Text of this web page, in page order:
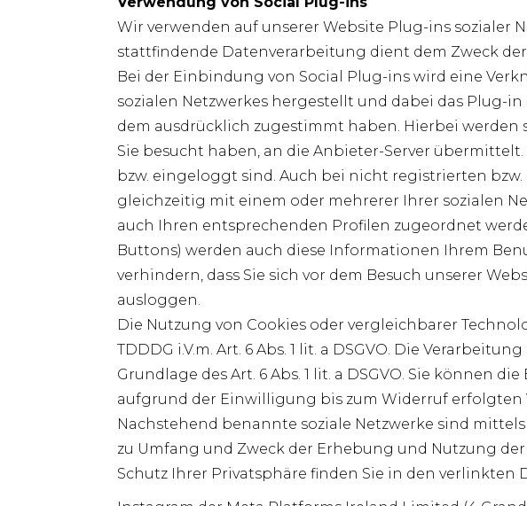
Wir verwenden auf unserer Website Plug-ins sozialer
stattfindende Datenverarbeitung dient dem Zweck
Bei der Einbindung von Social Plug-ins wird eine
sozialen Netzwerkes hergestellt und dabei das Plug-
dem ausdrücklich zugestimmt haben. Hierbei werden
Sie besucht haben, an die Anbieter-Server
bzw. eingeloggt sind. Auch bei nicht registrierten
gleichzeitig mit einem oder mehrerer Ihrer sozialen
auch Ihren entsprechenden Profilen zugeordnet
Buttons) werden auch diese Informationen Ihrem
verhindern, dass Sie sich vor dem Besuch unserer
ausloggen.
Die Nutzung von Cookies oder vergleichbarer
TDDDG i.V.m. Art. 6 Abs. 1 lit. a DSGVO. Die
Grundlage des Art. 6 Abs. 1 lit. a DSGVO. Sie können
aufgrund der Einwilligung bis zum Widerruf
Nachstehend benannte soziale Netzwerke sind
zu Umfang und Zweck der Erhebung und Nutzung
Schutz Ihrer Privatsphäre finden Sie in den verlinkten